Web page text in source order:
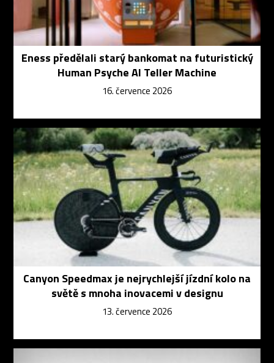
Eness předělali starý bankomat na futuristický
Human Psyche AI Teller Machine
16. července 2026
Canyon Speedmax je nejrychlejší jízdní kolo na
světě s mnoha inovacemi v designu
13. července 2026